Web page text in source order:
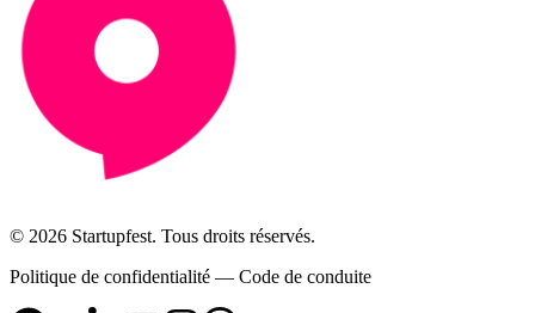
© 2026 Startupfest. Tous droits réservés.
Politique de confidentialité — Code de conduite